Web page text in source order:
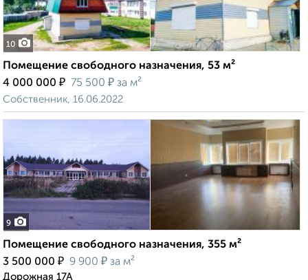
10
Помещение свободного назначения, 53 м²
4 000 000 ₽ 75 500 ₽ за м²
Собственник, 16.06.2022
9
Помещение свободного назначения, 355 м²
3 500 000 ₽ 9 900 ₽ за м²
Дорожная 17А